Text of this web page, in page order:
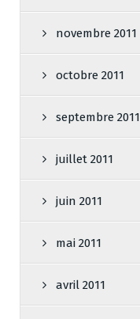
novembre 2011
octobre 2011
septembre 2011
juillet 2011
juin 2011
mai 2011
avril 2011